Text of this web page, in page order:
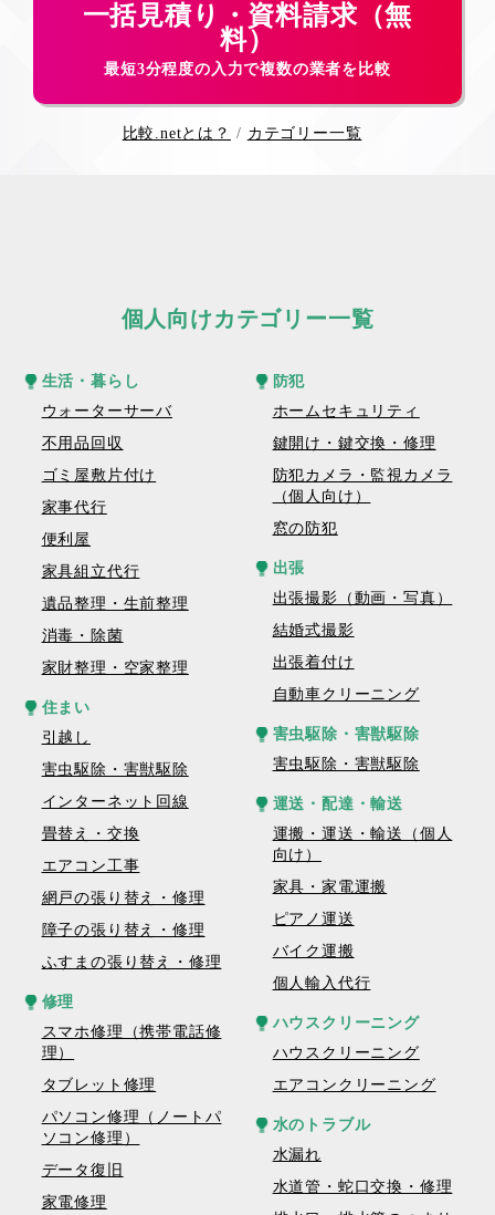
一括見積り・資料請求（無
料）
最短3分程度の入力で複数の業者を比較
比較.netとは？ カテゴリー一覧
個人向けカテゴリー一覧
生活・暮らし
ウォーターサーバ
不用品回収
ゴミ屋敷片付け
家事代行
便利屋
家具組立代行
遺品整理・生前整理
消毒・除菌
家財整理・空家整理
住まい
引越し
害虫駆除・害獣駆除
インターネット回線
畳替え・交換
エアコン工事
網戸の張り替え・修理
障子の張り替え・修理
ふすまの張り替え・修理
修理
スマホ修理（携帯電話修
理）
タブレット修理
パソコン修理（ノートパ
ソコン修理）
データ復旧
家電修理
防犯
ホームセキュリティ
鍵開け・鍵交換・修理
防犯カメラ・監視カメラ
（個人向け）
窓の防犯
出張
出張撮影（動画・写真）
結婚式撮影
出張着付け
自動車クリーニング
害虫駆除・害獣駆除
害虫駆除・害獣駆除
運送・配達・輸送
運搬・運送・輸送（個人
向け）
家具・家電運搬
ピアノ運送
バイク運搬
個人輸入代行
ハウスクリーニング
ハウスクリーニング
エアコンクリーニング
水のトラブル
水漏れ
水道管・蛇口交換・修理